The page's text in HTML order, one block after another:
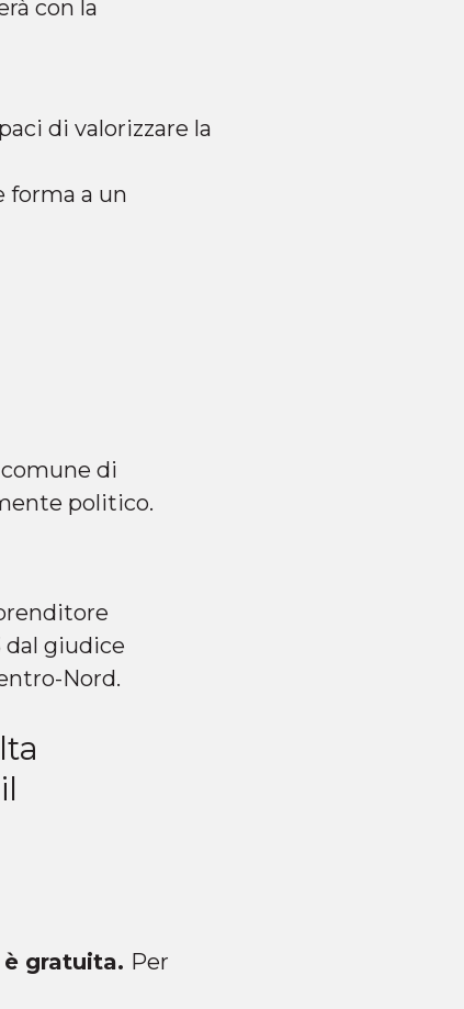
con la
di valorizzare la
forma a un
di
politico.
dal giudice
Nord.
è gratuita. Per